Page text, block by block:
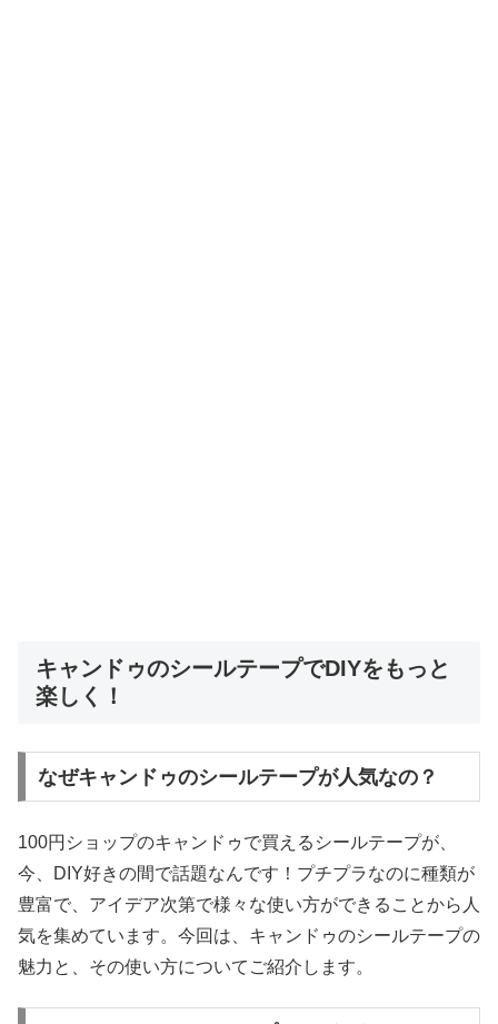
キャンドゥのシールテープでDIYをもっと
楽しく！
なぜキャンドゥのシールテープが人気なの？
100円ショップのキャンドゥで買えるシールテープが、
今、DIY好きの間で話題なんです！プチプラなのに種類が
豊富で、アイデア次第で様々な使い方ができることから人
気を集めています。今回は、キャンドゥのシールテープの
魅力と、その使い方についてご紹介します。